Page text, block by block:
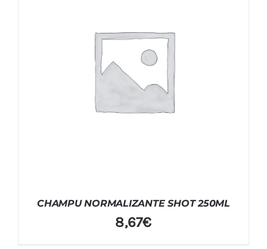
CHAMPU NORMALIZANTE SHOT 250ML
8,67€